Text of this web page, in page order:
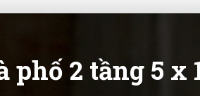
2 tầng 5 x